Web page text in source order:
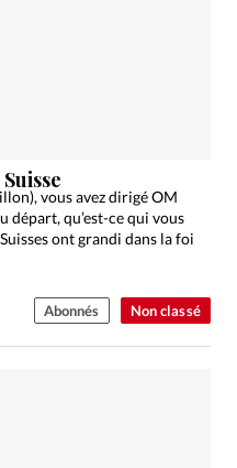
Non classé
vous avez dirigé OM
départ, qu’est-ce qui vous
ont grandi dans la foi
Abonnés